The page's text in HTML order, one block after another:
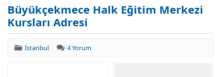
Büyükçekmece Halk Eğitim Merkezi
Kursları Adresi
İstanbul 4 Yorum